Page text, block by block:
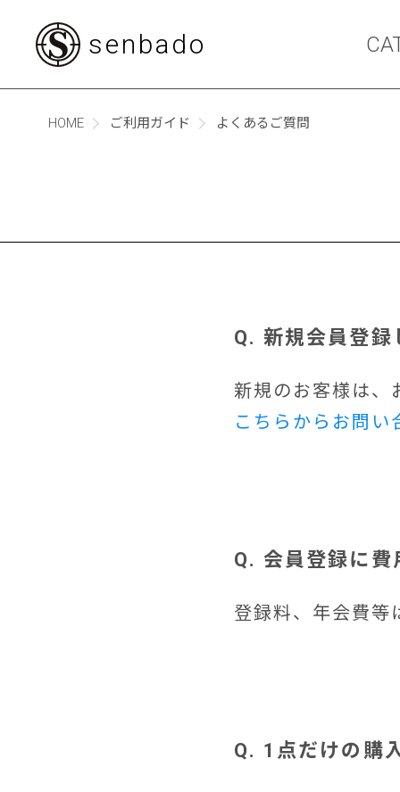
senbado
HOME ご利用ガイド よくあるご質問
Q. 新規会員登録
新規のお客様は、
こちらからお問い
Q. 会員登録に費
登録料、年会費等
Q. 1点だけの購